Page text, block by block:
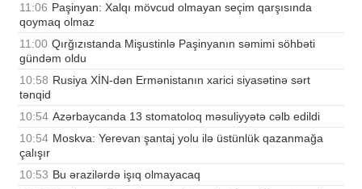
11:06 Paşinyan: Xalqı mövcud olmayan seçim qarşısında
qoymaq olmaz
11:00 Qırğızıstanda Mişustinlə Paşinyanın səmimi söhbəti
gündəm oldu
10:58 Rusiya XİN-dən Ermənistanın xarici siyasətinə sərt
tənqid
10:54 Azərbaycanda 13 stomatoloq məsuliyyətə cəlb edildi
10:54 Moskva: Yerevan şantaj yolu ilə üstünlük qazanmağa
çalışır
10:53 Bu ərazilərdə işıq olmayacaq